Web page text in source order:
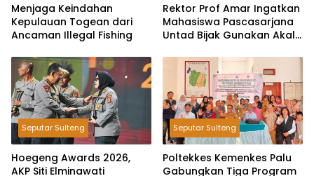
Menjaga Keindahan
Kepulauan Togean dari
Ancaman Illegal Fishing
Rektor Prof Amar Ingatkan
Mahasiswa Pascasarjana
Untad Bijak Gunakan Akal
Seputar Sulteng
Hoegeng Awards 2026,
AKP Siti Elminawati
Seputar Sulteng
Poltekkes Kemenkes Palu
Gabungkan Tiga Program